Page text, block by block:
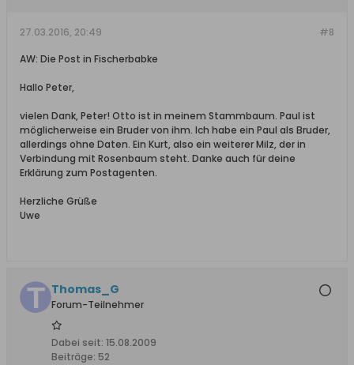
#8
27.03.2016, 20:49
AW: Die Post in Fischerbabke
Hallo Peter,
vielen Dank, Peter! Otto ist in meinem Stammbaum. Paul ist
möglicherweise ein Bruder von ihm. Ich habe ein Paul als Bruder,
allerdings ohne Daten. Ein Kurt, also ein weiterer Milz, der in
Verbindung mit Rosenbaum steht. Danke auch für deine
Erklärung zum Postagenten.
Herzliche Grüße
Uwe
Thomas_G
Forum-Teilnehmer
Dabei seit: 15.08.2009
Beiträge: 52